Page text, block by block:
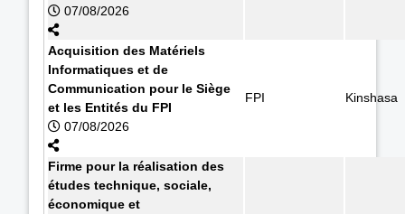
07/08/2026
Acquisition des Matériels
Informatiques et de
Communication pour le Siège
et les Entités du FPI
07/08/2026
FPI Kinshasa
Firme pour la réalisation des
études technique, sociale,
économique et